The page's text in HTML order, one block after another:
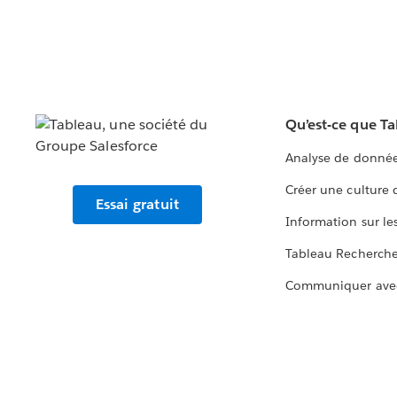
Essai gratuit
Qu’est-ce que
Analyse de
Créer une culture
Information sur
Tableau
Communiquer